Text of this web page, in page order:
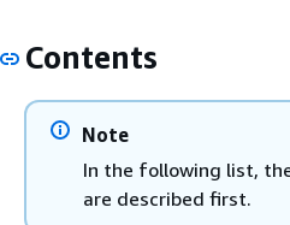
Contents
Note
In the following list,
are described first.